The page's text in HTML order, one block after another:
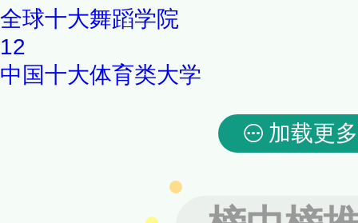
全球十大舞蹈学院
12
中国十大体育类大学
加载更多